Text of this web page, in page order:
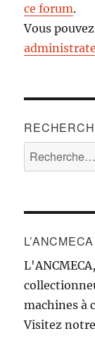
ce forum.
Vous
Recherche
pour :
L’ANCMECA
machines à
Visitez